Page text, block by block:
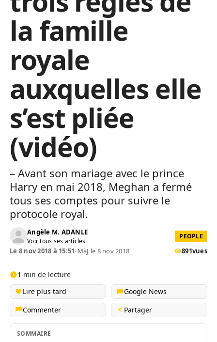
la famille
royale
auxquelles elle
s’est pliée
(vidéo)
– Avant son mariage avec le prince
Harry en mai 2018, Meghan a fermé
tous ses comptes pour suivre le
protocole royal.
Angèle M. ADANLE
Voir tous ses articles
PEOPLE
Le 8 nov 2018 à 15:51•MàJ le 8 nov 2018 891vues
1 min de lecture
Lire plus tard
Google News
Commenter
Partager
SOMMAIRE